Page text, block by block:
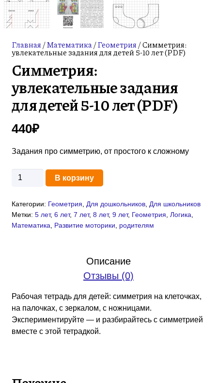
Главная/Математика/Геометрия/ Симметрия:
увлекательные задания для детей 5-10 лет (PDF)
Симметрия:
увлекательные задания
для детей 5-10 лет (PDF)
440₽
Задания про симметрию, от простого к сложному
Количество
увлекательные
В корзину
Категории: Геометрия Для дошкольников Для школьников
Метки: 5 лет, 6 лет, 7 лет, 8 лет, 9 лет, Геометрия Логика
Математика
Развитие моторики родителям
Описание
Отзывы (0)
Рабочая тетрадь для детей: симметрия на клеточках,
на палочках, с зеркалом, с ножницами.
Экспериментируйте — и разбирайтесь с симметрией
вместе с этой тетрадкой.